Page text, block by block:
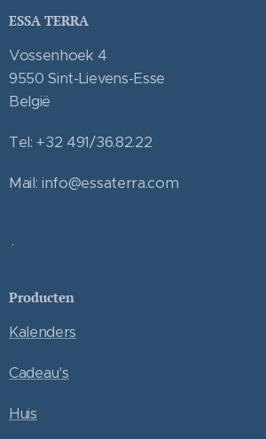
ESSA TERRA
Vossenhoek 4
9550 Sint-Lievens-Esse
België
Tel: +32 491/36.82.22
Mail: info@essaterra.com
.
Producten
Kalenders
Cadeau's
Huis